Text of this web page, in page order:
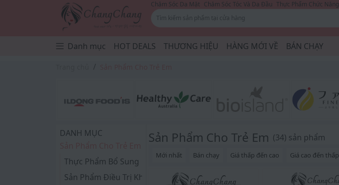
Chăm Sóc Da Mặt Chăm Sóc Tóc Và Da Đầu Thực Phẩm Chức Năng
Danh mục HOT DEALS THƯƠNG HIỆU HÀNG MỚI VỀ BÁN CHẠY
DANH MỤC
Thực Phẩm Bổ Sung
Sản Phẩm Điều Trị Khác
Sản Phẩm Cho Trẻ Em (34) sản phẩm
Mới nhất Bán chạy Giá thấp đến cao Giá cao đến thấp